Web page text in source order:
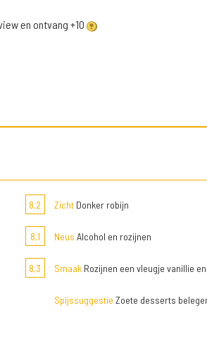
en ontvang +10
8,2 ZichtDonker robijn
8,1 Neus Alcohol en rozijnen
8,3 SmaakRozijnen een vleugje vanillie
Spijssuggestie Zoete desserts